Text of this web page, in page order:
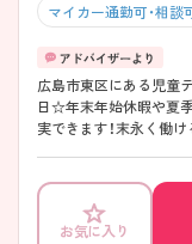
マイカー通勤可・相談
広島市東区にある児童
日☆年末年始休暇や夏
実できます！末永く働
お気に入り